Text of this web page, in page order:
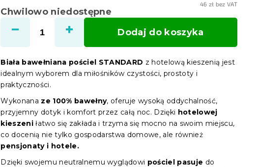
46 zł bez VAT
Chwilowo niedostępne
Dodaj do koszyka
Biała bawełniana pościel STANDARD z hotelową kieszenią jest
idealnym wyborem dla miłośników czystości, prostoty i
praktyczności.
Wykonana ze 100% bawełny, oferuje wysoką oddychalność,
przyjemny dotyk i komfort przez całą noc. Dzięki hotelowej
kieszeni łatwo się zakłada i trzyma się mocno na swoim miejscu,
co docenią nie tylko gospodarstwa domowe, ale również
pensjonaty i hotele.
Dzięki swojemu neutralnemu wyglądowi pościel pasuje do